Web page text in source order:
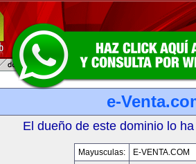
e-
El dueño de este dominio lo
Mayusculas:
E-VENTA.COM